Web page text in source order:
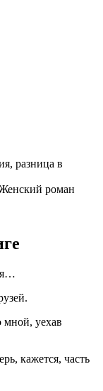
разница в
роман
мной, уехав
кажется, часть